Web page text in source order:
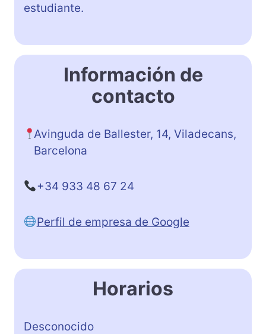
estudiante.
Información de
contacto
Avinguda de Ballester, 14, Viladecans,
Barcelona
+34 933 48 67 24
Perfil de empresa de Google
Horarios
Desconocido